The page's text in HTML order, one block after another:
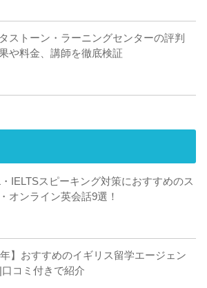
ストーン・ラーニングセンターの評判
や料金、講師を徹底検証
IELTSスピーキング対策におすすめのス
オンライン英会話9選！
年】おすすめのイギリス留学エージェン
|口コミ付きで紹介